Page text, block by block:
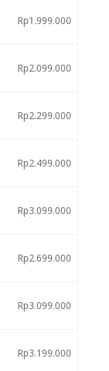
Rp1.999.000
Rp2.099.000
Rp2.299.000
Rp2.499.000
Rp3.099.000
Rp2.699.000
Rp3.099.000
Rp3.199.000